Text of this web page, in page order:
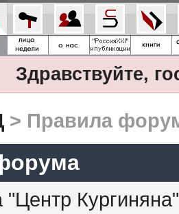
Здравствуйте,
> Правила